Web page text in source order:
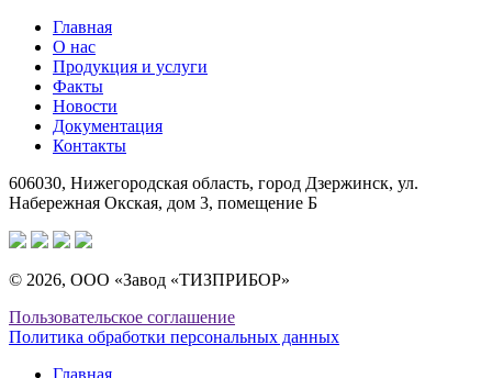
Главная
О нас
Продукция и услуги
Факты
Новости
Документация
Контакты
606030, Нижегородская область, город Дзержинск, ул.
Набережная Окская, дом 3, помещение Б
© 2026, ООО «Завод «ТИЗПРИБОР»
Пользовательское соглашение
Политика обработки персональных данных
Главная